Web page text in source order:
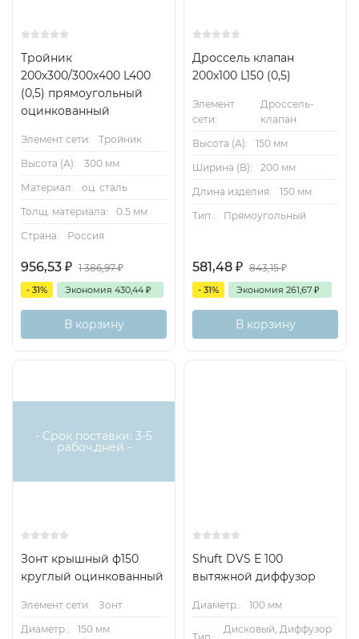
Тройник
200х300/300х400 L400
(0,5) прямоугольный
оцинкованный
Элемент сети:
Тройник
Высота (А):
300 мм
Материал:
оц. сталь
Толщ. материала:
0.5 мм
Страна:
Россия
956,53 ₽ 1 386,97₽
- 31% Экономия 430,44 ₽
В корзину
Дроссель клапан
200х100 L150 (0,5)
Элемент
сети:
Дроссель-
клапан
Высота (А):
150 мм
Ширина (B):
200 мм
Длина изделия:
150 мм
Тип.:
Прямоугольный
581,48 ₽ 843,15₽
- 31% Экономия 261,67 ₽
В корзину
- Срок поставки: 3-5
рабоч.дней -
Зонт крышный ф150
круглый оцинкованный
Элемент сети:
Зонт
Диаметр.:
150 мм
Shuft DVS E 100
вытяжной диффузор
Диаметр.: 100 мм
Тип.:
Дисковый, Диффузор